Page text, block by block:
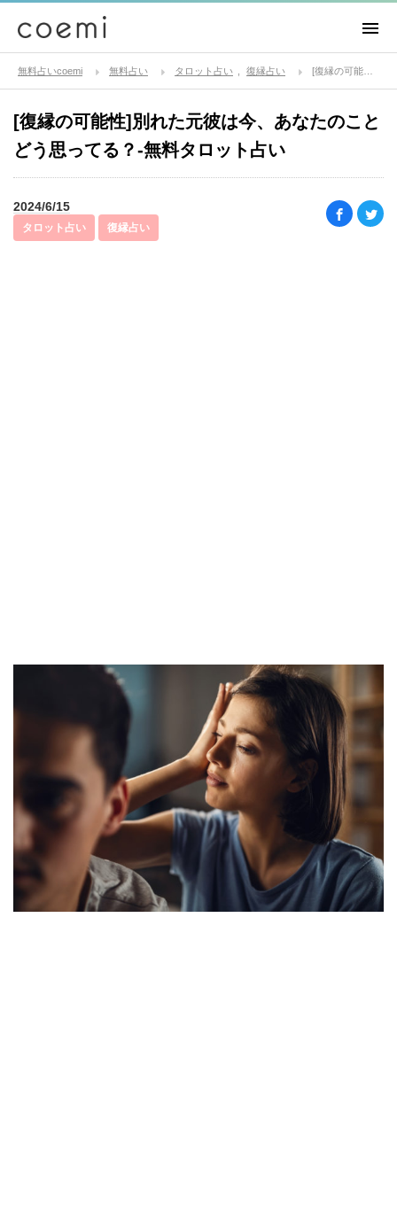
無料占いcoemi 無料占い タロット占い 復縁占い
[復縁の可能性]別れた元彼は今、あなたのこと
どう思ってる？-無料タロット占い
2024/6/15
タロット占い 復縁占い